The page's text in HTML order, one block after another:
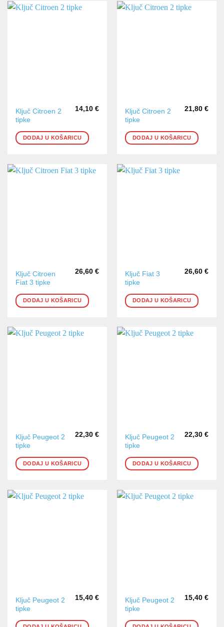
Ključ Citroen 2
tipke
14,10 €
DODAJ U KOŠARICU
Ključ Citroen 2
tipke
21,80 €
DODAJ U KOŠARICU
Ključ Citroen
Fiat 3 tipke
26,60 €
DODAJ U KOŠARICU
Ključ Fiat 3
tipke
26,60 €
DODAJ U KOŠARICU
Ključ Peugeot 2
tipke
22,30 €
DODAJ U KOŠARICU
Ključ Peugeot 2
tipke
22,30 €
DODAJ U KOŠARICU
Ključ Peugeot 2
tipke
15,40 €
Ključ Peugeot 2
tipke
15,40 €